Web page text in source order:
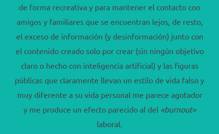
de forma recreativa y para mantener el contacto con
amigos y familiares que se encuentran lejos, de resto,
el exceso de información (y desinformación) junto con
el contenido creado solo por crear (sin ningún objetivo
claro o hecho con inteligencia artificial) y las figuras
públicas que claramente llevan un estilo de vida falso y
muy diferente a su vida personal me parece agotador
y me produce un efecto parecido al del «burnout»
laboral.